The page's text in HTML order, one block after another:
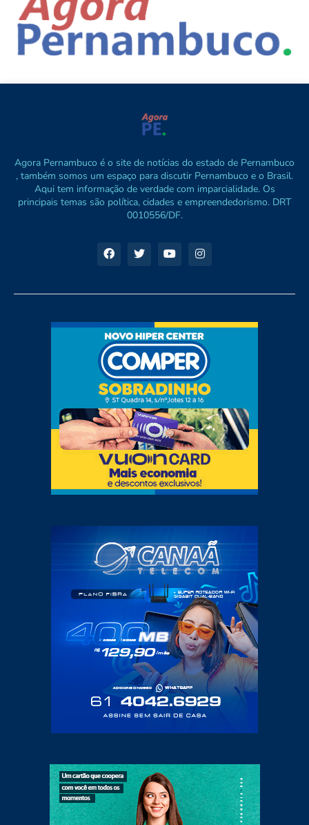
Agora Pernambuco é o site de notícias do estado de Pernambuco
, também somos um espaço para discutir Pernambuco e o Brasil.
Aqui tem informação de verdade com imparcialidade. Os
principais temas são política, cidades e empreendedorismo. DRT
0010556/DF.